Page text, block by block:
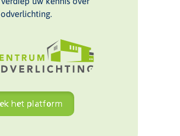
het platform